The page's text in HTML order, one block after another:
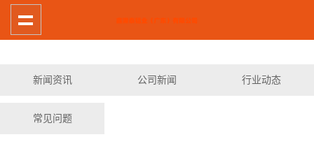
新闻资讯 公司新闻 行业动态
常见问题